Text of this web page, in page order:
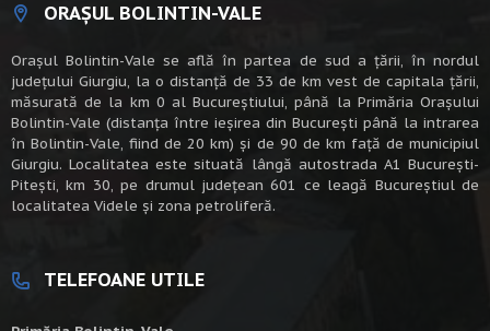
ORAȘUL BOLINTIN-VALE
Oraşul Bolintin-Vale se află în partea de sud a ţării, în nordul
judeţului Giurgiu, la o distanţă de 33 de km vest de capitala țării,
măsurată de la km 0 al Bucureștiului, până la Primăria Orașului
Bolintin-Vale (distanța între ieșirea din București până la intrarea
în Bolintin-Vale, fiind de 20 km) şi de 90 de km faţă de municipiul
Giurgiu. Localitatea este situată lângă autostrada A1 Bucureşti-
Piteşti, km 30, pe drumul judeţean 601 ce leagă Bucureştiul de
localitatea Videle şi zona petroliferă.
TELEFOANE UTILE